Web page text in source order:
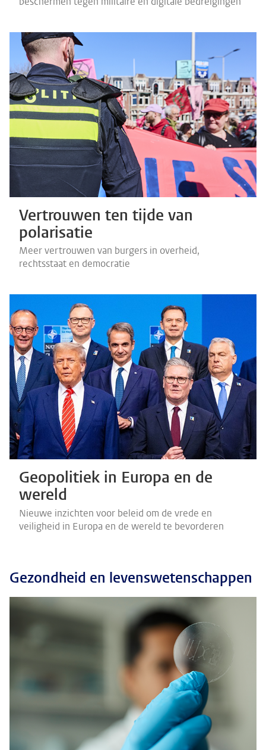
Vertrouwen ten tijde van
polarisatie
Meer vertrouwen van burgers in overheid,
rechtsstaat en democratie
Geopolitiek in Europa en de
wereld
Nieuwe inzichten voor beleid om de vrede en
veiligheid in Europa en de wereld te bevorderen
Gezondheid en levenswetenschappen